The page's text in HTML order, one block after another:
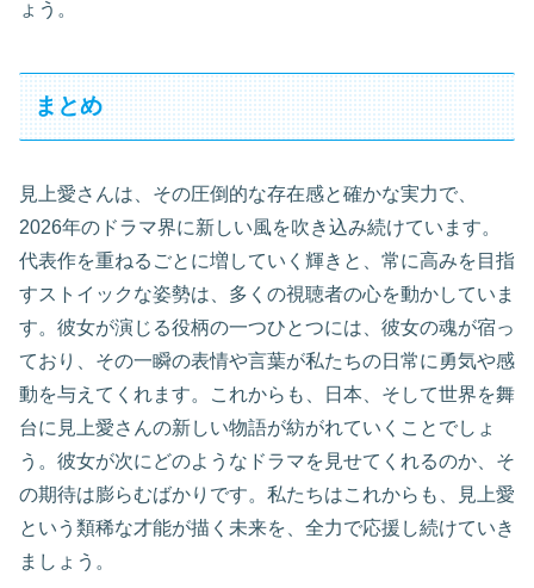
ょう。
まとめ
見上愛さんは、その圧倒的な存在感と確かな実力で、
2026年のドラマ界に新しい風を吹き込み続けています。
代表作を重ねるごとに増していく輝きと、常に高みを目指
すストイックな姿勢は、多くの視聴者の心を動かしていま
す。彼女が演じる役柄の一つひとつには、彼女の魂が宿っ
ており、その一瞬の表情や言葉が私たちの日常に勇気や感
動を与えてくれます。これからも、日本、そして世界を舞
台に見上愛さんの新しい物語が紡がれていくことでしょ
う。彼女が次にどのようなドラマを見せてくれるのか、そ
の期待は膨らむばかりです。私たちはこれからも、見上愛
という類稀な才能が描く未来を、全力で応援し続けていき
ましょう。